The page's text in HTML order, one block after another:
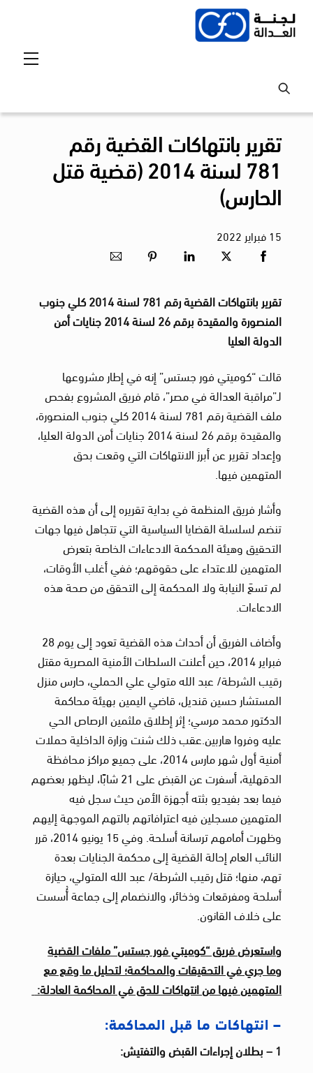
Skip
تقرير بانتهاكات القضية رقم
781 لسنة 2014 (قضية قتل
الحارس)
15فبراير 2022
تقرير بانتهاكات القضية رقم 781 لسنة 2014 كلي جنوب
المنصورة والمقيدة برقم 26 لسنة 2014 جنايات أمن
الدولة العليا
قالت “كوميتي فور جستس” إنه في إطار مشروعها
لـ”مراقبة العدالة في مصر”، قام فريق المشروع بفحص
ملف القضية رقم 781 لسنة 2014 كلي جنوب المنصورة،
والمقيدة برقم 26 لسنة 2014 جنايات أمن الدولة العليا،
وإعداد تقرير عن أبرز الانتهاكات التي وقعت بحق
المتهمين فيها.
وأشار فريق المنظمة في بداية تقريره إلى أن هذه القضية
تنضم لسلسلة القضايا السياسية التي تتجاهل فيها جهات
التحقيق وهيئة المحكمة الادعاءات الخاصة بتعرض
المتهمين للاعتداء على حقوقهم؛ ففي أغلب الأوقات،
لم تسعَ النيابة ولا المحكمة إلى التحقق من صحة هذه
الادعاءات.
وأضاف الفريق أن أحداث هذه القضية تعود إلى يوم 28
فبراير 2014، حين أعلنت السلطات الأمنية المصرية مقتل
رقيب الشرطة/ عبد الله متولي علي الحملي، حارس منزل
المستشار حسين قنديل، قاضي اليمين بهيئة محاكمة
الدكتور محمد مرسي؛ إثر إطلاق ملثمين الرصاص الحي
عليه وفروا هاربين.عقب ذلك شنت وزارة الداخلية حملات
أمنية أول شهر مارس 2014، على جميع مراكز محافظة
الدقهلية، أسفرت عن القبض على 21 شابًا، ليظهر بعضهم
فيما بعد بفيديو بثته أجهزة الأمن حيث سجل فيه
المتهمين مسجلين فيه اعترافاتهم بالتهم الموجهة إليهم
وظهرت أمامهم ترسانة أسلحة. وفي 15 يونيو 2014، قرر
النائب العام إحالة القضية إلى محكمة الجنايات بعدة
تهم، منها؛ قتل رقيب الشرطة/ عبد الله المتولي، حيازة
أسلحة ومفرقعات وذخائر، والانضمام إلى جماعة أُسست
على خلاف القانون.
واستعرض فريق “كوميتي فور جستس” ملفات القضية
وما جري في التحقيقات والمحاكمة؛ لتحليل ما وقع مع
المتهمين فيها من انتهاكات للحق في المحاكمة العادلة:
– انتهاكات ما قبل المحاكمة:
1 – بطلان إجراءات القبض والتفتيش: